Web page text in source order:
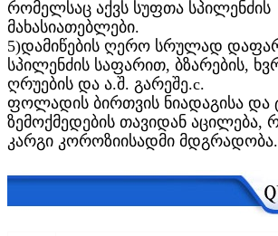
რომელსაც აქვს სუფთა სპილენძის
მახასიათებლები.
5)დამიწების ღერო სრულად
სპილენძის საფარით, ბზარების,
ღრუების და ა.შ. გარეშე.c.
ფოლადის ბირთვის ნიადაგისა და
ზემოქმედების თავიდან აცილება,
კარგი კოროზიისადმი მდგრადობა.